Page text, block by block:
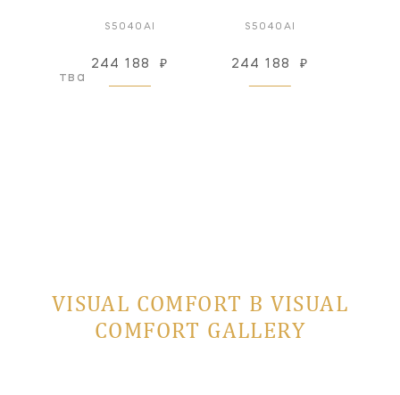
S5040AI
244 188 ₽
S5040AI
244 188 ₽
VISUAL COMFORT В VISUAL
COMFORT GALLERY